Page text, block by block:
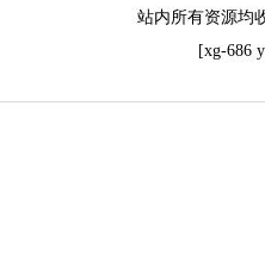
站内所有资源均
[xg-686